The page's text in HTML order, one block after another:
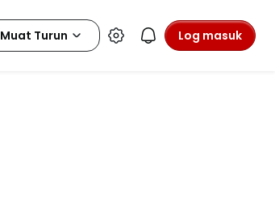
Log masuk